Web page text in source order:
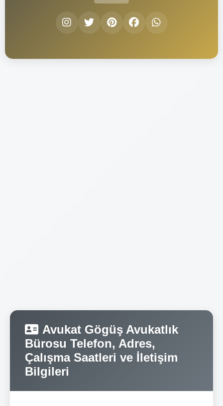
Avukat Gögüş Avukatlık
Bürosu Telefon, Adres,
Çalışma Saatleri ve İletişim
Bilgileri